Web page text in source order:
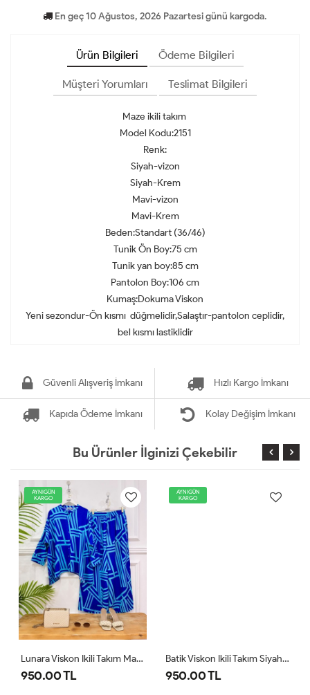
En geç 10 Ağustos, 2026 Pazartesi günü kargoda.
Ürün Bilgileri Ödeme Bilgileri
Müşteri Yorumları Teslimat Bilgileri
Maze ikili takım
Model Kodu:2151
Renk:
Siyah-vizon
Siyah-Krem
Mavi-vizon
Mavi-Krem
Beden:Standart (36/46)
Tunik Ön Boy:75 cm
Tunik yan boy:85 cm
Pantolon Boy:106 cm
Kumaş:Dokuma Viskon
Yeni sezondur-Ön kısmı düğmelidir,Salaştır-pantolon ceplidir,
bel kısmı lastiklidir
Güvenli Alışveriş İmkanı Hızlı Kargo İmkanı
Kapıda Ödeme İmkanı Kolay Değişim İmkanı
Bu Ürünler İlginizi Çekebilir
AYNIGÜN
KARGO
Lunara Viskon Ikili Takım Mavi Vsk01
950.00 TL
AYNIGÜN
KARGO
Batik Viskon Ikili Takım Siyah Vsk01
950.00 TL